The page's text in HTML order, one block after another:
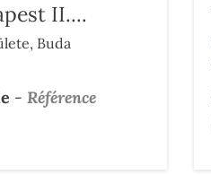
II....
Buda
- Référence